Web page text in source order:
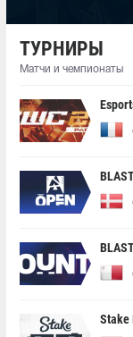
ТУРНИРЫ
Матчи и чемпионаты
Stake